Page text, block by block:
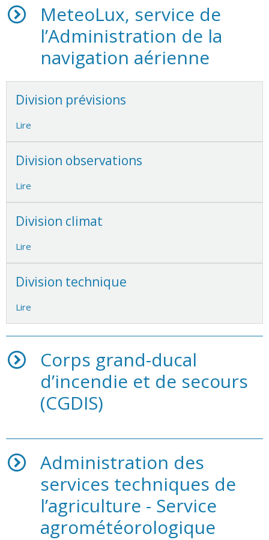
MeteoLux, service de
l’Administration de la
navigation aérienne
Division prévisions
Lire
Division observations
Lire
Division climat
Lire
Division technique
Lire
Corps grand-ducal
d’incendie et de secours
(CGDIS)
Administration des
services techniques de
l’agriculture - Service
agrométéorologique